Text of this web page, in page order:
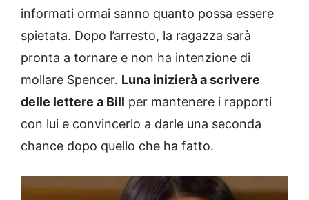
informati ormai sanno quanto possa essere
spietata. Dopo l’arresto, la ragazza sarà
pronta a tornare e non ha intenzione di
mollare Spencer. Luna inizierà a scrivere
delle lettere a Bill per mantenere i rapporti
con lui e convincerlo a darle una seconda
chance dopo quello che ha fatto.